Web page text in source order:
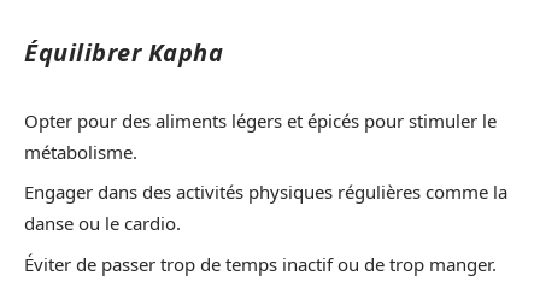
Équilibrer Kapha
Opter pour des aliments légers et épicés pour stimuler le
métabolisme.
Engager dans des activités physiques régulières comme la
danse ou le cardio.
Éviter de passer trop de temps inactif ou de trop manger.